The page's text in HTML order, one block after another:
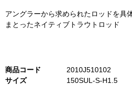
アングラーから求められたロッドを具
まとったネイティブトラウトロッド
商品コード
2010J510102
サイズ
150SUL-S-H1.5